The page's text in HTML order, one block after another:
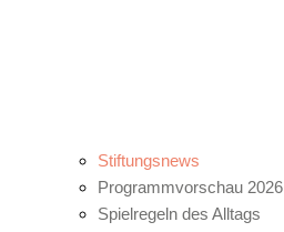
Stiftungsnews
Programmvorschau 2026
Spielregeln des Alltags